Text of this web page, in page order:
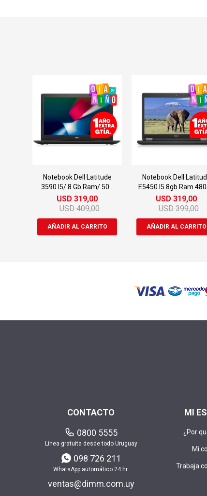
Notebook Dell Latitude
3590 I5/ 8 Gb Ram/ 500
Gb Ssd
USD 319,00
USD 409,00
Notebook Dell
E5450 I5 8gb Ram
14"
USD 319,00
USD 399,00
MI
¿Por
Mi
Trabaja
CONTACTO
0800 5555
Línea gratuita desde todo Uruguay
098 726 211
WhatsApp automático 24 hr.
ventas@dimm.com.uy